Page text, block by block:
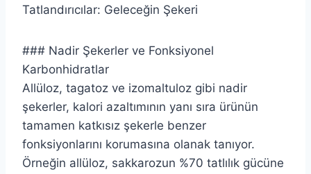
Tatlandırıcılar: Geleceğin Şekeri
### Nadir Şekerler ve Fonksiyonel
Karbonhidratlar
Allüloz, tagatoz ve izomaltuloz gibi nadir
şekerler, kalori azaltımının yanı sıra ürünün
tamamen katkısız şekerle benzer
fonksiyonlarını korumasına olanak tanıyor.
Örneğin allüloz, sakkarozun %70 tatlılık gücüne